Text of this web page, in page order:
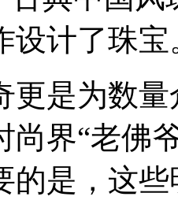
设计了珠宝
更是为数
尚界“老佛
的是，这